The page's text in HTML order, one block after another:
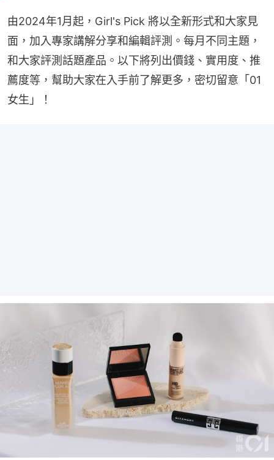
由2024年1月起，Girl's Pick 將以全新形式和大家見
面，加入專家講解分享和編輯評測。每月不同主題，
和大家評測話題產品。以下將列出價錢、實用度、推
薦度等，幫助大家在入手前了解更多，密切留意「01
女生」！